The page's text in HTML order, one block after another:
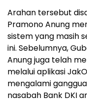
Arahan tersebut
Pramono Anung
sistem yang masih
ini. Sebelumnya,
Anung juga telah
melalui aplikasi
mengalami
nasabah Bank DKI